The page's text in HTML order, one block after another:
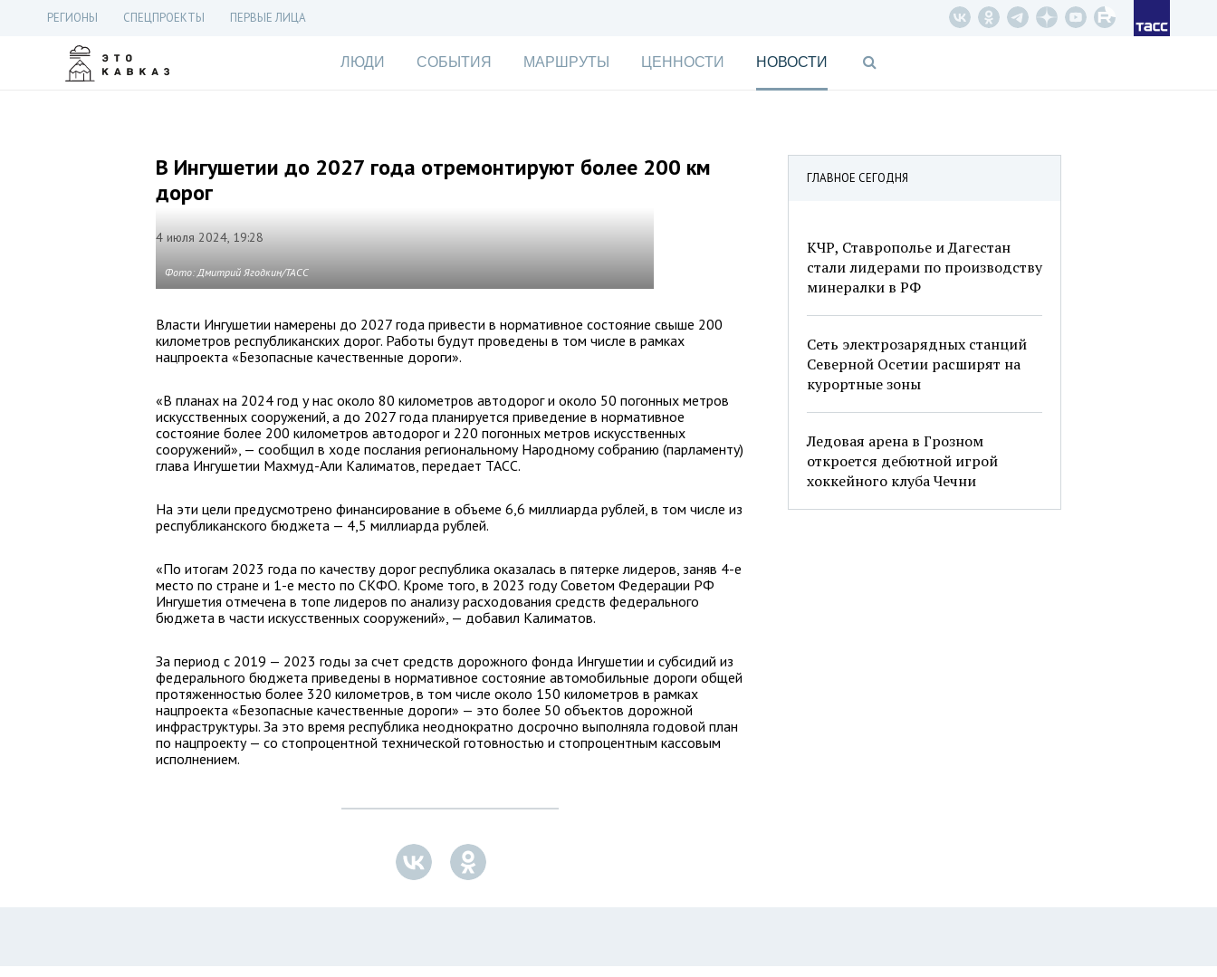
РЕГИОНЫ СПЕЦПРОЕКТЫ ПЕРВЫЕ ЛИЦА
ЛЮДИ СОБЫТИЯ МАРШРУТЫ ЦЕННОСТИ НОВОСТИ
ГЛАВНОЕ СЕГОДНЯ
КЧР, Ставрополье и Дагестан
стали лидерами по производству
минералки в РФ
Сеть электрозарядных станций
Северной Осетии расширят на
курортные зоны
Ледовая арена в Грозном
откроется дебютной игрой
хоккейного клуба Чечни
В Ингушетии до 2027 года отремонтируют более 200 км
дорог
4 июля 2024, 19:28
Фото: Дмитрий Ягодкин/ТАСС
Власти Ингушетии намерены до 2027 года привести в нормативное состояние свыше 200
километров республиканских дорог. Работы будут проведены в том числе в рамках
нацпроекта «Безопасные качественные дороги».
«В планах на 2024 год у нас около 80 километров автодорог и около 50 погонных метров
искусственных сооружений, а до 2027 года планируется приведение в нормативное
состояние более 200 километров автодорог и 220 погонных метров искусственных
сооружений», — сообщил в ходе послания региональному Народному собранию (парламенту)
глава Ингушетии Махмуд-Али Калиматов, передает ТАСС.
На эти цели предусмотрено финансирование в объеме 6,6 миллиарда рублей, в том числе из
республиканского бюджета — 4,5 миллиарда рублей.
«По итогам 2023 года по качеству дорог республика оказалась в пятерке лидеров, заняв 4-е
место по стране и 1-е место по СКФО. Кроме того, в 2023 году Советом Федерации РФ
Ингушетия отмечена в топе лидеров по анализу расходования средств федерального
бюджета в части искусственных сооружений», — добавил Калиматов.
За период с 2019 — 2023 годы за счет средств дорожного фонда Ингушетии и субсидий из
федерального бюджета приведены в нормативное состояние автомобильные дороги общей
протяженностью более 320 километров, в том числе около 150 километров в рамках
нацпроекта «Безопасные качественные дороги» — это более 50 объектов дорожной
инфраструктуры. За это время республика неоднократно досрочно выполняла годовой план
по нацпроекту — со стопроцентной технической готовностью и стопроцентным кассовым
исполнением.